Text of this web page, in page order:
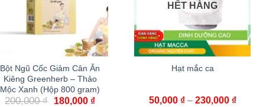
Bột Ngũ Cốc Giảm Cân Ăn
Kiêng Greenherb – Thảo
Mộc Xanh (Hộp 800 gram)
200,000₫ 180,000 ₫
HẾT HÀNG
Hạt mắc ca
50,000 ₫– 230,000 ₫